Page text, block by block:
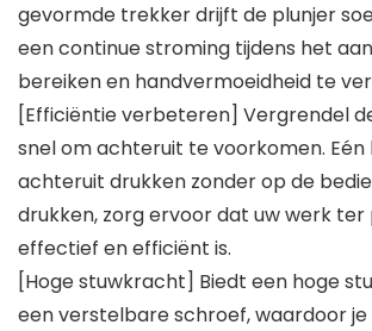
gevormde trekker drijft de plunjer
een ​​continue stroming tijdens het
bereiken en handvermoeidheid te
[Efficiëntie verbeteren] Vergrendel
snel om achteruit te voorkomen. Eén
achteruit drukken zonder op de
drukken, zorg ervoor dat uw werk
effectief en efficiënt is.
[Hoge stuwkracht] Biedt een hoge
een verstelbare schroef, waardoor